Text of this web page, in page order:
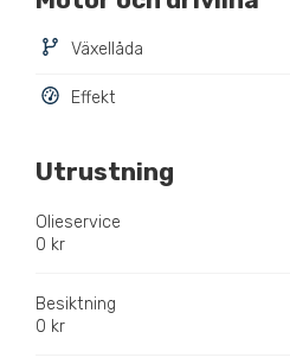
Växellåda
Effekt
Utrustning
Olieservice
0 kr
Besiktning
0 kr